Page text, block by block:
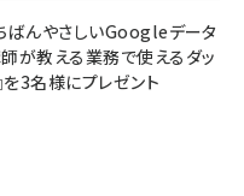
ばんやさしいGoogleデータ
が教える業務で使えるダッ
を3名様にプレゼント